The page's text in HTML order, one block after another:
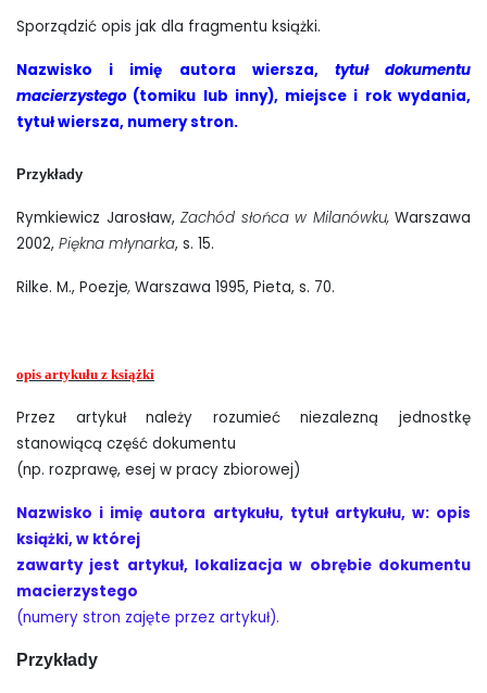
Sporządzić opis jak dla fragmentu książki.
Nazwisko i imię autora wiersza, tytuł dokumentu
macierzystego(tomiku lub inny), miejsce i rok wydania,
tytuł wiersza, numery stron.
Przykłady
Rymkiewicz Jarosław, Zachód słońca w Milanówku,Warszawa
2002, Piękna młynarka, s. 15.
Rilke. M., Poezje, Warszawa 1995, Pieta, s. 70.
opis artykułu z książki
Przez artykuł należy rozumieć niezalezną jednostkę
stanowiącą część dokumentu
(np. rozprawę, esej w pracy zbiorowej)
Nazwisko i imię autora artykułu, tytuł artykułu, w: opis
książki, w której
zawarty jest artykuł, lokalizacja w obrębie dokumentu
macierzystego
(numery stron zajęte przez artykuł).
Przykłady